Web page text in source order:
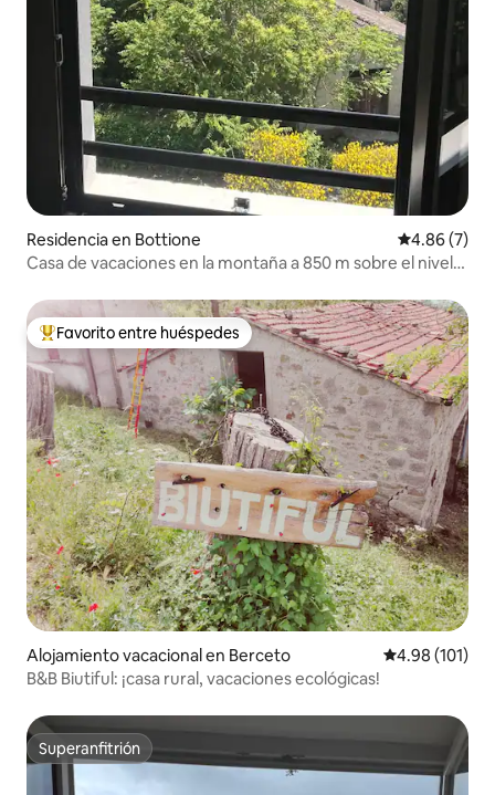
Residencia en Bottione Calificación
4.86 (7)
Casa de vacaciones en la montaña a 850 m sobre el nivel
De los mejores en Favorito entre huéspedes
Favorito entre huéspedes
Alojamiento vacacional en Berceto Calificación
4.98 (101)
B&B Biutiful: ¡casa rural, vacaciones ecológicas!
Superanfitrión
Superanfitrión